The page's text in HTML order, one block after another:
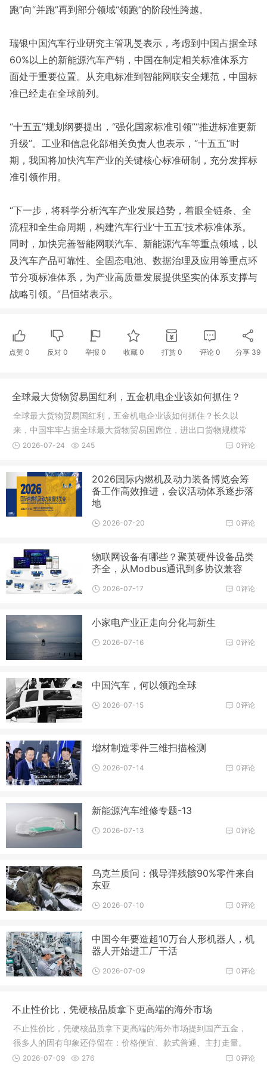
跑”向“并跑”再到部分领域“领跑”的阶段性跨越。
瑞银中国汽车行业研究主管巩旻表示，考虑到中国占据全球
60%以上的新能源汽车产销，中国在制定相关标准体系方
面处于重要位置。从充电标准到智能网联安全规范，中国标
准已经走在全球前列。
“十五五”规划纲要提出，“强化国家标准引领”“推进标准更新
升级”。工业和信息化部相关负责人也表示，“十五五”时
期，我国将加快汽车产业的关键核心标准研制，充分发挥标
准引领作用。
“下一步，将科学分析汽车产业发展趋势，着眼全链条、全
流程和全生命周期，构建汽车行业‘十五五’技术标准体系。
同时，加快完善智能网联汽车、新能源汽车等重点领域，以
及汽车产品可靠性、全固态电池、数据治理及应用等重点环
节分项标准体系，为产业高质量发展提供坚实的体系支撑与
战略引领。”吕恒绪表示。
点赞 0 反对 0 举报 0 收藏 0 打赏 0 评论 0 分享 39
全球最大货物贸易国红利，五金机电企业该如何抓住？
全球最大货物贸易国红利，五金机电企业该如何抓住？长久以
来，中国牢牢占据全球最大货物贸易国席位，进出口货物规模常
年稳居世界首位，完整且成熟的制造业产业链，是支撑这份亮眼
0评论
2026-07-24 245
2026国际内燃机及动力装备博览会筹
备工作高效推进，会议活动体系逐步落
地
0评论
2026-07-20
物联网设备有哪些？聚英硬件设备品类
齐全，从Modbus通讯到多协议兼容
0评论
2026-07-17
小家电产业正走向分化与新生
0评论
2026-07-16
中国汽车，何以领跑全球
0评论
2026-07-15
增材制造零件三维扫描检测
0评论
2026-07-14
新能源汽车维修专题-13
0评论
2026-07-13
乌克兰质问：俄导弹残骸90%零件来自
东亚
0评论
2026-07-10
中国今年要造超10万台人形机器人，机
器人开始进工厂干活
0评论
2026-07-09
不止性价比，凭硬核品质拿下更高端的海外市场
不止性价比，凭硬核品质拿下更高端的海外市场提到国产五金，
很多人的固有印象还停留在：价格便宜、款式普通、主打走量。
但真实的南通五金，早已悄悄完成一轮从有量到有质、从走量到
0评论
2026-07-09 276